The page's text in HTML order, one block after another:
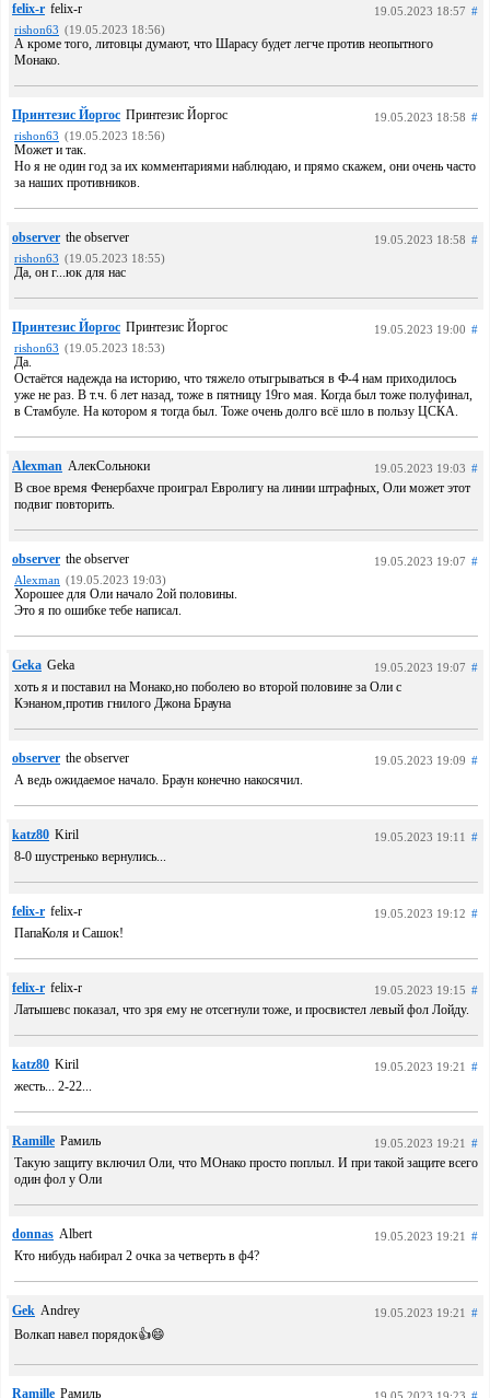
felix-r felix-r 19.05.2023 18:57 #
rishon63 (19.05.2023 18:56)
А кроме того, литовцы думают, что Шарасу будет легче против неопытного
Монако.
Принтезис Йоргос Принтезис Йоргос 19.05.2023 18:58 #
rishon63 (19.05.2023 18:56)
Может и так.
Но я не один год за их комментариями наблюдаю, и прямо скажем, они очень часто
за наших противников.
observer the observer 19.05.2023 18:58 #
rishon63 (19.05.2023 18:55)
Да, он г...юк для нас
Принтезис Йоргос Принтезис Йоргос 19.05.2023 19:00 #
rishon63 (19.05.2023 18:53)
Да.
Остаётся надежда на историю, что тяжело отыгрываться в Ф-4 нам приходилось
уже не раз. В т.ч. 6 лет назад, тоже в пятницу 19го мая. Когда был тоже полуфинал,
в Стамбуле. На котором я тогда был. Тоже очень долго всё шло в пользу ЦСКА.
Alexman АлекСольноки 19.05.2023 19:03 #
В свое время Фенербахче проиграл Евролигу на линии штрафных, Оли может этот
подвиг повторить.
observer the observer 19.05.2023 19:07 #
Alexman (19.05.2023 19:03)
Хорошее для Оли начало 2ой половины.
Это я по ошибке тебе написал.
Geka Geka 19.05.2023 19:07 #
хоть я и поставил на Монако,но поболею во второй половине за Оли с
Кэнаном,против гнилого Джона Брауна
observer the observer 19.05.2023 19:09 #
А ведь ожидаемое начало. Браун конечно накосячил.
katz80 Kiril 19.05.2023 19:11 #
8-0 шустренько вернулись...
felix-r felix-r 19.05.2023 19:12 #
ПапаКоля и Сашок!
felix-r felix-r 19.05.2023 19:15 #
Латышевс показал, что зря ему не отсегнули тоже, и просвистел левый фол Лойду.
katz80 Kiril 19.05.2023 19:21 #
жесть... 2-22...
Ramille Рамиль 19.05.2023 19:21 #
Такую защиту включил Оли, что МОнако просто поплыл. И при такой защите всего
один фол у Оли
donnas Albert 19.05.2023 19:21 #
Кто нибудь набирал 2 очка за четверть в ф4?
Gek Andrey 19.05.2023 19:21 #
Волкап навел порядок👍😄
Ramille Рамиль